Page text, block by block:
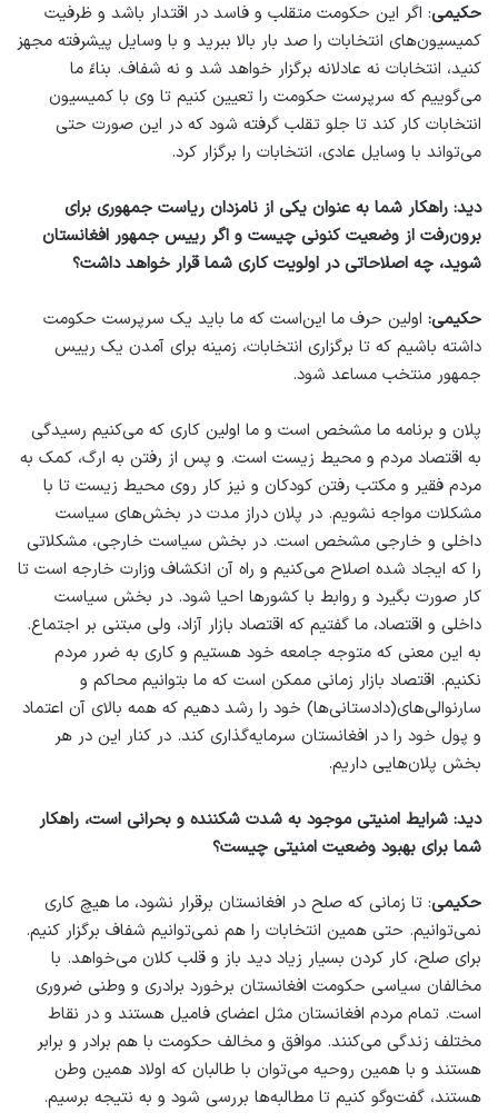
حکیمی: اگر این حکومت متقلب و فاسد در اقتدار باشد و ظرفیت
کمیسیون‌های انتخابات را صد بار بالا ببرید و با وسایل پیشرفته مجهز
کنید، انتخابات نه عادلانه برگزار خواهد شد و نه شفاف. بناءً ما
می‌گوییم که سرپرست حکومت را تعیین کنیم تا وی با کمیسیون
انتخابات کار کند تا جلو تقلب گرفته شود که در این صورت حتی
می‌تواند با وسایل عادی، انتخابات را برگزار کرد.
دید: راهکار شما به عنوان یکی از نامزدان ریاست جمهوری برای
برون‌رفت از وضعیت کنونی چیست و اگر رییس جمهور افغانستان
شوید، چه اصلاحاتی در اولویت کاری شما قرار خواهد داشت؟
حکیمی: اولین حرف ما این‌است که ما باید یک سرپرست حکومت
داشته باشیم که تا برگزاری انتخابات، زمینه برای آمدن یک رییس
جمهور منتخب مساعد شود.
پلان و برنامه ما مشخص است و ما اولین کاری که می‌کنیم رسیدگی
به اقتصاد مردم و محیط زیست است. و پس از رفتن به ارگ، کمک به
مردم فقیر و مکتب رفتن کودکان و نیز کار روی محیط زیست تا با
مشکلات مواجه نشویم. در پلان دراز مدت در بخش‌های سیاست
داخلی و خارجی مشخص است. در بخش سیاست خارجی، مشکلاتی
را که ایجاد شده اصلاح می‌کنیم و راه آن انکشاف وزارت خارجه است تا
کار صورت بگیرد و روابط با کشورها احیا شود. در بخش سیاست
داخلی و اقتصاد، ما گفتیم که اقتصاد بازار آزاد، ولی مبتنی بر اجتماع.
به این معنی که متوجه جامعه خود هستیم و کاری به ضرر مردم
نکنیم. اقتصاد بازار زمانی ممکن است که ما بتوانیم محاکم و
سارنوالی‌های(دادستانی‌ها) خود را رشد دهیم که همه بالای آن اعتماد
و پول خود را در افغانستان سرمایه‌گذاری کند. در کنار این در هر
بخش پلان‌هایی داریم.
دید: شرایط امنیتی موجود به شدت شکننده و بحرانی است، راهکار
شما برای بهبود وضعیت امنیتی چیست؟
حکیمی: تا زمانی که صلح در افغانستان برقرار نشود، ما هیچ کاری
نمی‌توانیم. حتی همین انتخابات را هم نمی‌توانیم شفاف برگزار کنیم.
برای صلح، کار کردن بسیار زیاد دید باز و قلب کلان می‌خواهد. با
مخالفان سیاسی حکومت افغانستان برخورد برادری و وطنی ضروری
است. تمام مردم افغانستان مثل اعضای فامیل هستند و در نقاط
مختلف زندگی می‌کنند. موافق و مخالف حکومت با هم برادر و برابر
هستند و با همین روحیه می‌توان با طالبان که اولاد همین وطن
هستند، گفت‌وگو کنیم تا مطالبه‌ها بررسی شود و به نتیجه برسیم.